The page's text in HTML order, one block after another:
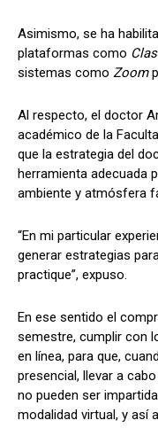
Asimismo, se ha
plataformas como
sistemas como Zoom
Al respecto, el doctor
académico de la
que la estrategia del
herramienta adecuada
ambiente y atmósfera
“En mi particular
generar estrategias
practique”, expuso.
En ese sentido el
semestre, cumplir con
en línea, para que,
presencial, llevar a
no pueden ser
modalidad virtual, y así